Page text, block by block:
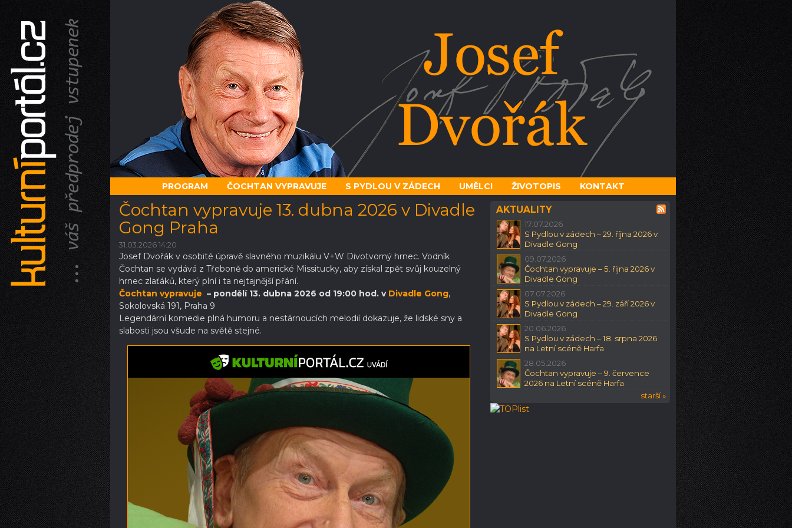
PROGRAM ČOCHTAN VYPRAVUJE S PYDLOU V ZÁDECH UMĚLCI ŽIVOTOPIS KONTAKT
Čochtan vypravuje 13. dubna 2026 v Divadle
Gong Praha
31.03.2026 14:20
Josef Dvořák v osobité úpravě slavného muzikálu V+W Divotvorný hrnec. Vodník
Čochtan se vydává z Třeboně do americké Missitucky, aby získal zpět svůj kouzelný
hrnec zlaťáků, který plní i ta nejtajnější přání.
Čochtan vypravuje – pondělí 13. dubna 2026 od 19:00 hod. v Divadle Gong,
Sokolovská 191, Praha 9
Legendární komedie plná humoru a nestárnoucích melodií dokazuje, že lidské sny a
slabosti jsou všude na světě stejné.
AKTUALITY
17.07.2026
S Pydlou v zádech – 29. října 2026 v
Divadle Gong
09.07.2026
Čochtan vypravuje – 5. října 2026 v
Divadle Gong
07.07.2026
S Pydlou v zádech – 29. září 2026 v
Divadle Gong
20.06.2026
S Pydlou v zádech – 18. srpna 2026
na Letní scéně Harfa
28.05.2026
Čochtan vypravuje – 9. července
2026 na Letní scéně Harfa
starší »